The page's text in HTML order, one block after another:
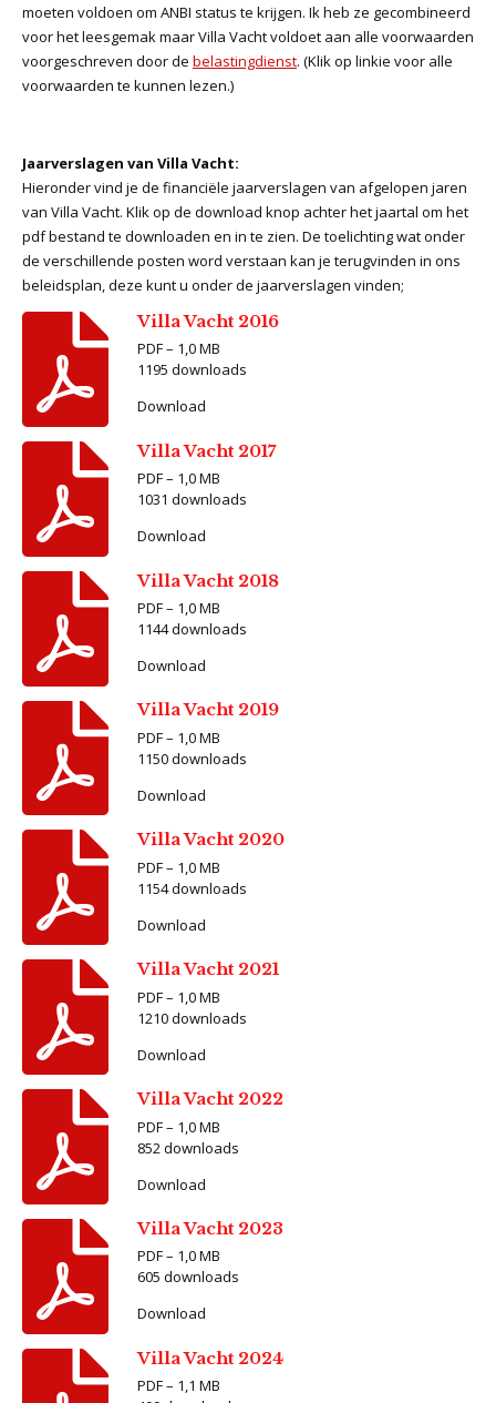
moeten voldoen om ANBI status te krijgen. Ik heb ze gecombineerd
voor het leesgemak maar Villa Vacht voldoet aan alle voorwaarden
voorgeschreven door de belastingdienst. (Klik op linkie voor alle
voorwaarden te kunnen lezen.)
Jaarverslagen van Villa Vacht:
Hieronder vind je de financiële jaarverslagen van afgelopen jaren
van Villa Vacht. Klik op de download knop achter het jaartal om het
pdf bestand te downloaden en in te zien. De toelichting wat onder
de verschillende posten word verstaan kan je terugvinden in ons
beleidsplan, deze kunt u onder de jaarverslagen vinden;
Villa Vacht 2016
PDF – 1,0 MB
1195 downloads
Download
Villa Vacht 2017
PDF – 1,0 MB
1031 downloads
Download
Villa Vacht 2018
PDF – 1,0 MB
1144 downloads
Download
Villa Vacht 2019
PDF – 1,0 MB
1150 downloads
Download
Villa Vacht 2020
PDF – 1,0 MB
1154 downloads
Download
Villa Vacht 2021
PDF – 1,0 MB
1210 downloads
Download
Villa Vacht 2022
PDF – 1,0 MB
852 downloads
Download
Villa Vacht 2023
PDF – 1,0 MB
605 downloads
Download
Villa Vacht 2024
PDF – 1,1 MB